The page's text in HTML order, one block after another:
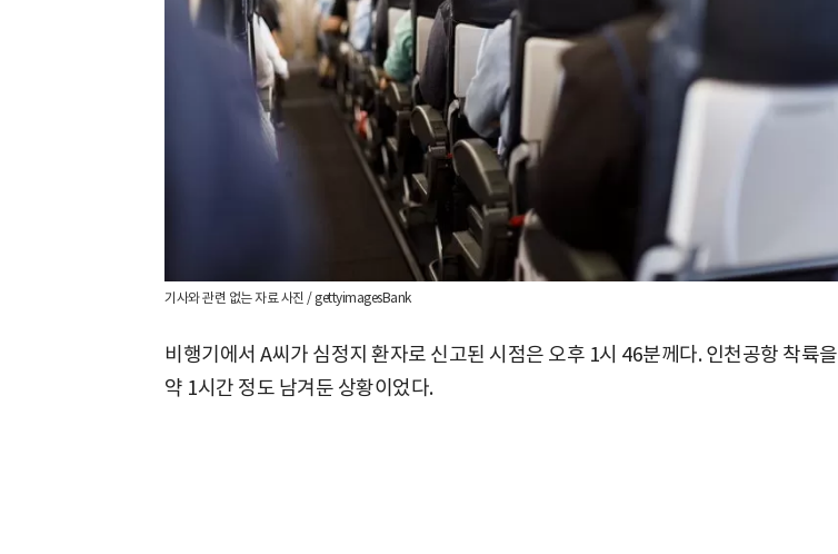
기사와 관련 없는 자료 사진 / gettyimagesBank
비행기에서 A씨가 심정지 환자로 신고된 시점은 오후 1시 46분께다. 인천공항 착륙을
약 1시간 정도 남겨둔 상황이었다.